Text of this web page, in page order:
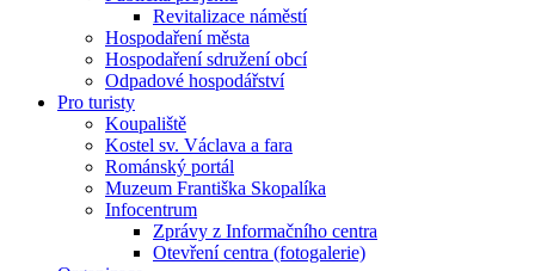
Revitalizace náměstí
Hospodaření města
Hospodaření sdružení obcí
Odpadové hospodářství
Pro turisty
Koupaliště
Kostel sv. Václava a fara
Románský portál
Muzeum Františka Skopalíka
Infocentrum
Zprávy z Informačního centra
Otevření centra (fotogalerie)